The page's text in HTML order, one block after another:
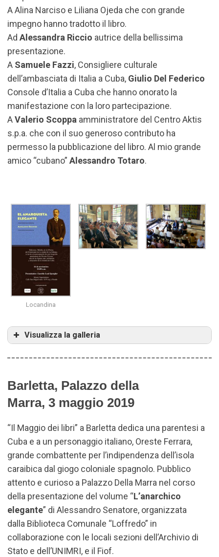
Paolo Mascilli
Migliorini, Massimo
Milone, Alessandro
Senatore, José
Carlos Rodriguez
Mingarro
Paolo Mascilli
Migliorini, Massimo
Milone, Alessandro
Senatore, José
Mingarro, Luigi
Mascilli Migliorini
Paolo Mascilli
Senatore, José
Mingarro, Luigi
Mascilli Migliorini
Lisset Argüelles,
Paolo Mascilli
Ruiz, Luis Martì
Mingarro
Paolo Mascilli
Migliorini, Massimo
Alessandro
Alessandro
Senatore
Iris Lo Bello,
Claudia Angiulli
A Alina Narciso e Liliana Ojeda che con grande
impegno hanno tradotto il libro.
Ad Alessandra Riccio autrice della bellissima
presentazione.
A Samuele Fazzi, Consigliere culturale
dell’ambasciata di Italia a Cuba, Giulio Del Federico
Console d’Italia a Cuba che hanno onorato la
manifestazione con la loro partecipazione.
AValerio Scoppa amministratore del Centro Aktis
s.p.a. che con il suo generoso contributo ha
permesso la pubblicazione del libro. Al mio grande
amico “cubano” Alessandro Totaro.
Locandina
Visualizza la galleria
Barletta, Palazzo della
Marra, 3 maggio 2019
“Il Maggio dei libri” a Barletta dedica una parentesi a
Cuba e a un personaggio italiano, Oreste Ferrara,
grande combattente per l’indipendenza dell’isola
caraibica dal giogo coloniale spagnolo. Pubblico
attento e curioso a Palazzo Della Marra nel corso
della presentazione del volume “L’anarchico
elegante” di Alessandro Senatore, organizzata
dalla Biblioteca Comunale “Loffredo” in
collaborazione con le locali sezioni dell’Archivio di
Stato e dell’UNIMRI, e il Fiof.